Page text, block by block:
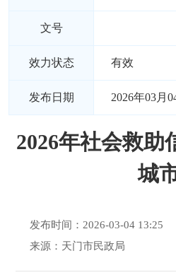
文号
效力状态 有效
发布日期 2026年03月
2026年社会救助
城
发布时间：2026-03-04 13:25
来源：天门市民政局